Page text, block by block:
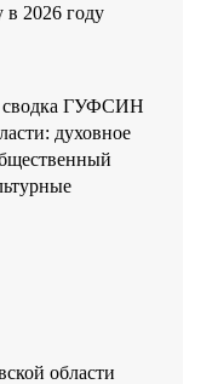
в 2026 году
сводка ГУФСИН
духовное
области